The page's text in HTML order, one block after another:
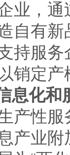
业，
自有
持服
销定
息化和
产性
产业附